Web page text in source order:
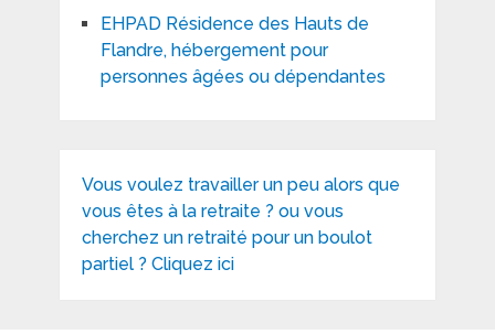
EHPAD Résidence des Hauts de
Flandre, hébergement pour
personnes âgées ou dépendantes
Vous voulez travailler un peu alors que
vous êtes à la retraite ? ou vous
cherchez un retraité pour un boulot
partiel ? Cliquez ici